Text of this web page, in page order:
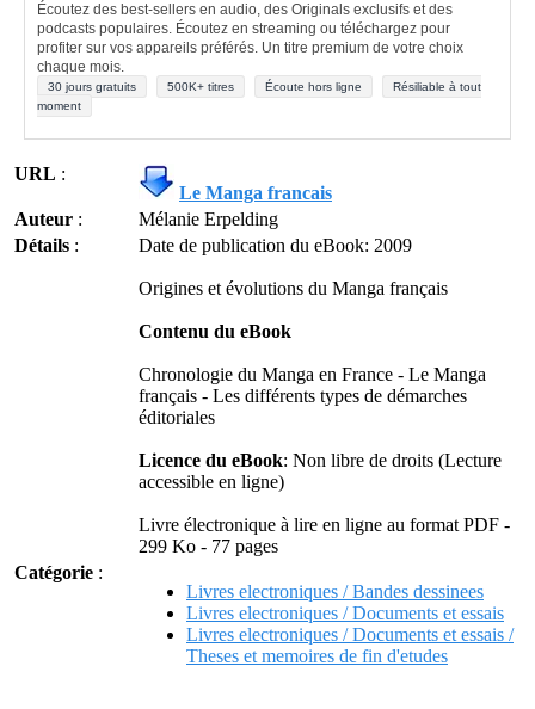
Écoutez des best-sellers en audio, des Originals exclusifs et des
podcasts populaires. Écoutez en streaming ou téléchargez pour
profiter sur vos appareils préférés. Un titre premium de votre choix
chaque mois.
30 jours gratuits 500K+ titres Écoute hors ligne
Résiliable à tout
moment
URL :
Le Manga francais
Auteur :
Mélanie Erpelding
Détails : Date de publication du eBook: 2009
Origines et évolutions du Manga français
Contenu du eBook
Chronologie du Manga en France - Le Manga
français - Les différents types de démarches
éditoriales
Licence du eBook: Non libre de droits (Lecture
accessible en ligne)
Livre électronique à lire en ligne au format PDF -
299 Ko - 77 pages
Catégorie :
Livres electroniques / Bandes dessinees
Livres electroniques / Documents et essais
Livres electroniques / Documents et essais /
Theses et memoires de fin d'etudes